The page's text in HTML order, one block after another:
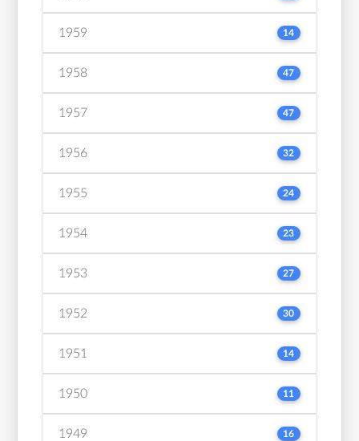
1959 14
1958 47
1957 47
1956 32
1955 24
1954 23
1953 27
1952 30
1951 14
1950 11
1949 16